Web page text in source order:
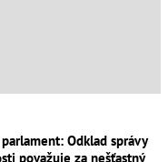
Odklad správy
považuje za nešťastný